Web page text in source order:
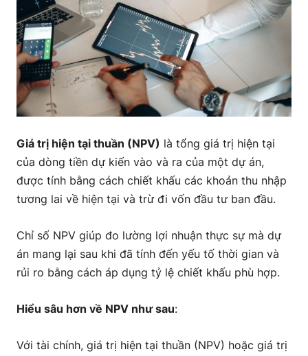
Giá trị hiện tại thuần (NPV) là tổng giá trị hiện tại
của dòng tiền dự kiến vào và ra của một dự án,
được tính bằng cách chiết khấu các khoản thu nhập
tương lai về hiện tại và trừ đi vốn đầu tư ban đầu.
Chỉ số NPV giúp đo lường lợi nhuận thực sự mà dự
án mang lại sau khi đã tính đến yếu tố thời gian và
rủi ro bằng cách áp dụng tỷ lệ chiết khấu phù hợp.
Hiểu sâu hơn về NPV như sau:
Với tài chính, giá trị hiện tại thuần (NPV) hoặc giá trị